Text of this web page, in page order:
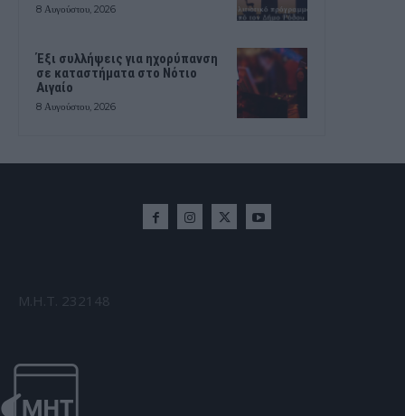
8 Αυγούστου, 2026
Έξι συλλήψεις για ηχορύπανση
σε καταστήματα στο Νότιο
Αιγαίο
8 Αυγούστου, 2026
Μ.Η.Τ. 232148